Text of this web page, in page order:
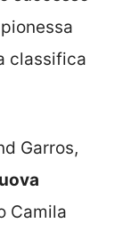
classifica
Garros,
Camila